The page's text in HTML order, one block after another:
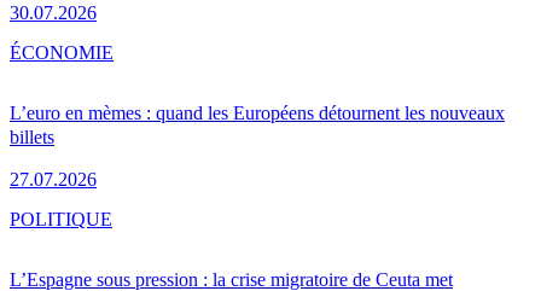
30.07.2026
L’euro en mèmes : quand les Européens détournent les nouveaux
billets
27.07.2026
ÉCONOMIE
L’Espagne sous pression : la crise migratoire de Ceuta met
POLITIQUE